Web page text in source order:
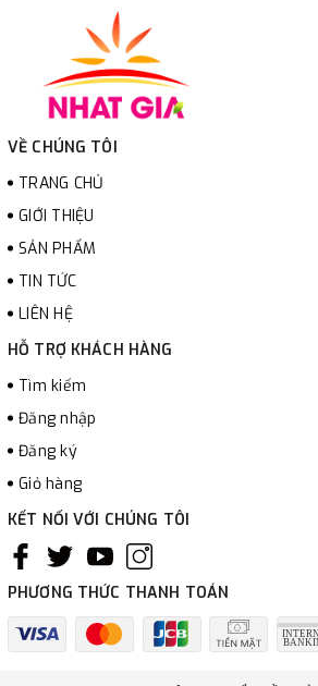
VỀ CHÚNG TÔI
TRANG CHỦ
GIỚI THIỆU
SẢN PHẨM
TIN TỨC
LIÊN HỆ
HỖ TRỢ KHÁCH HÀNG
Tìm kiếm
Đăng nhập
Đăng ký
Giỏ hàng
KẾT NỐI VỚI CHÚNG TÔI
PHƯƠNG THỨC THANH TOÁN